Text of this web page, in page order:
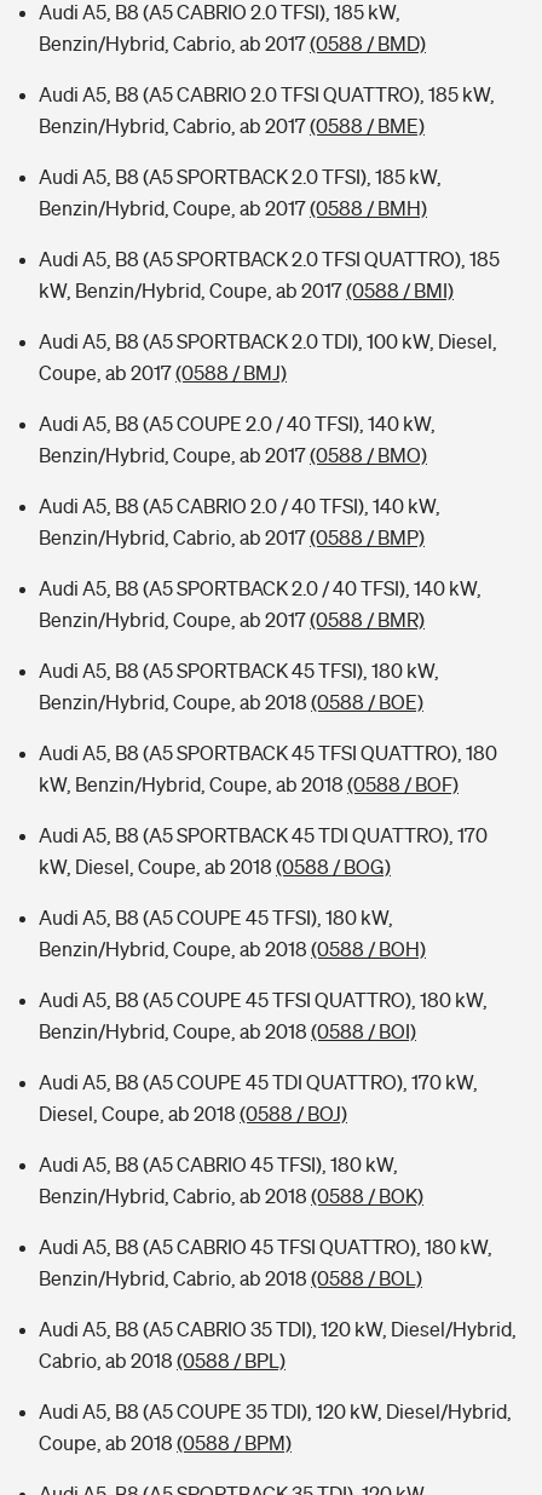
Audi A5, B8 (A5 CABRIO 2.0 TFSI), 185 kW,
Benzin/Hybrid, Cabrio, ab 2017(0588 / BMD)
Audi A5, B8 (A5 CABRIO 2.0 TFSI QUATTRO), 185 kW,
Benzin/Hybrid, Cabrio, ab 2017(0588 / BME)
Audi A5, B8 (A5 SPORTBACK 2.0 TFSI), 185 kW,
Benzin/Hybrid, Coupe, ab 2017(0588 / BMH)
Audi A5, B8 (A5 SPORTBACK 2.0 TFSI QUATTRO), 185
kW, Benzin/Hybrid, Coupe, ab 2017(0588 / BMI)
Audi A5, B8 (A5 SPORTBACK 2.0 TDI), 100 kW, Diesel,
Coupe, ab 2017(0588 / BMJ)
Audi A5, B8 (A5 COUPE 2.0 / 40 TFSI), 140 kW,
Benzin/Hybrid, Coupe, ab 2017(0588 / BMO)
Audi A5, B8 (A5 CABRIO 2.0 / 40 TFSI), 140 kW,
Benzin/Hybrid, Cabrio, ab 2017(0588 / BMP)
Audi A5, B8 (A5 SPORTBACK 2.0 / 40 TFSI), 140 kW,
Benzin/Hybrid, Coupe, ab 2017(0588 / BMR)
Audi A5, B8 (A5 SPORTBACK 45 TFSI), 180 kW,
Benzin/Hybrid, Coupe, ab 2018 (0588 / BOE)
Audi A5, B8 (A5 SPORTBACK 45 TFSI QUATTRO), 180
kW, Benzin/Hybrid, Coupe, ab 2018 (0588 / BOF)
Audi A5, B8 (A5 SPORTBACK 45 TDI QUATTRO), 170
kW, Diesel, Coupe, ab 2018 (0588 / BOG)
Audi A5, B8 (A5 COUPE 45 TFSI), 180 kW,
Benzin/Hybrid, Coupe, ab 2018 (0588 / BOH)
Audi A5, B8 (A5 COUPE 45 TFSI QUATTRO), 180 kW,
Benzin/Hybrid, Coupe, ab 2018 (0588 / BOI)
Audi A5, B8 (A5 COUPE 45 TDI QUATTRO), 170 kW,
Diesel, Coupe, ab 2018 (0588 / BOJ)
Audi A5, B8 (A5 CABRIO 45 TFSI), 180 kW,
Benzin/Hybrid, Cabrio, ab 2018 (0588 / BOK)
Audi A5, B8 (A5 CABRIO 45 TFSI QUATTRO), 180 kW,
Benzin/Hybrid, Cabrio, ab 2018 (0588 / BOL)
Audi A5, B8 (A5 CABRIO 35 TDI), 120 kW, Diesel/Hybrid,
Cabrio, ab 2018 (0588 / BPL)
Audi A5, B8 (A5 COUPE 35 TDI), 120 kW, Diesel/Hybrid,
Coupe, ab 2018 (0588 / BPM)